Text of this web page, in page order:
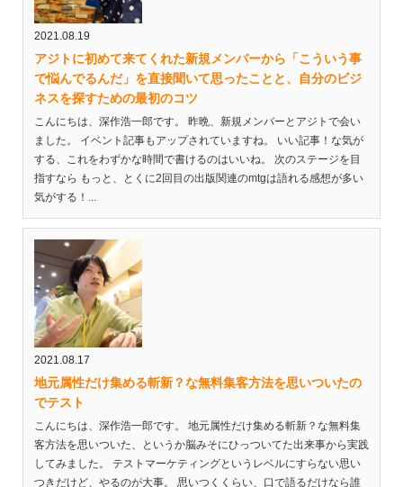
2021.08.19
アジトに初めて来てくれた新規メンバーから「こういう事
で悩んでるんだ」を直接聞いて思ったことと、自分のビジ
ネスを探すための最初のコツ
こんにちは、深作浩一郎です。 昨晩、新規メンバーとアジトで会い
ました。 イベント記事もアップされていますね。 いい記事！な気が
する、これをわずかな時間で書けるのはいいね。 次のステージを目
指すなら もっと、とくに2回目の出版関連のmtgは語れる感想が多い
気がする！...
2021.08.17
地元属性だけ集める斬新？な無料集客方法を思いついたの
でテスト
こんにちは、深作浩一郎です。 地元属性だけ集める斬新？な無料集
客方法を思いついた、というか脳みそにひっついてた出来事から実践
してみました。 テストマーケティングというレベルにすらない思い
つきだけど、やるのが大事。 思いつくくらい、口で語るだけなら誰